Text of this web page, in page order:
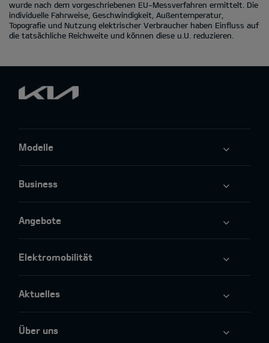
wurde nach dem vorgeschriebenen EU-Messverfahren ermittelt. Die
individuelle Fahrweise, Geschwindigkeit, Außentemperatur,
Topografie und Nutzung elektrischer Verbraucher haben Einfluss auf
die tatsächliche Reichweite und können diese u.U. reduzieren.
Modelle
Business
Angebote
Elektromobilität
Aktuelles
Über uns